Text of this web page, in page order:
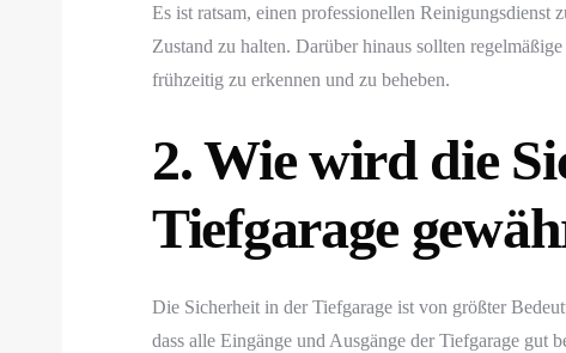
Es ist ratsam, einen professionellen Reinigungsdienst
Zustand zu halten. Darüber hinaus sollten
frühzeitig zu erkennen und zu beheben.
2. Wie wird die
Tiefgarage
Die Sicherheit in der Tiefgarage ist von größter
dass alle Eingänge und Ausgänge der Tiefgarage gut